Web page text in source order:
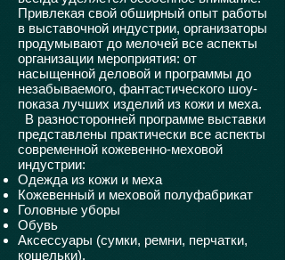
Привлекая свой обширный опыт работы
в выставочной индустрии, организаторы
продумывают до мелочей все аспекты
организации мероприятия: от
насыщенной деловой и программы до
незабываемого, фантастического шоу-
показа лучших изделий из кожи и меха.
В разносторонней программе выставки
представлены практически все аспекты
современной кожевенно-меховой
индустрии:
Одежда из кожи и меха
Кожевенный и меховой полуфабрикат
Головные уборы
Обувь
Аксессуары (сумки, ремни, перчатки,
кошельки).